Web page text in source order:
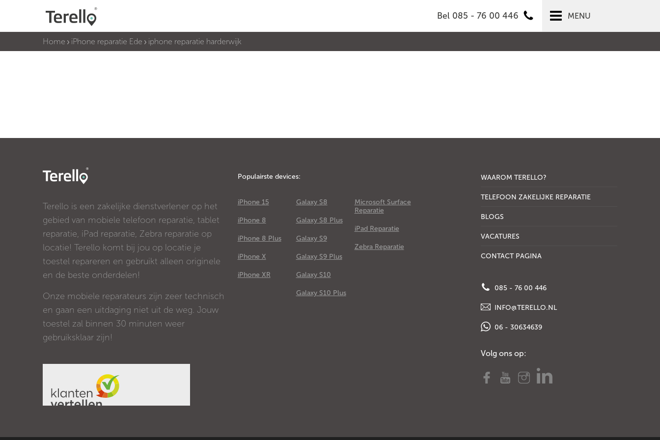
Bel 085 - 76 00 446 MENU
Home iPhone reparatie Ede iphone reparatie harderwijk
Terello is een zakelijke dienstverlener op het
gebied van mobiele telefoon reparatie, tablet
reparatie, iPad reparatie, Zebra reparatie op
locatie! Terello komt bij jou op locatie je
toestel repareren en gebruikt alleen originele
en de beste onderdelen!
Onze mobiele reparateurs zijn zeer technisch
en gaan een uitdaging niet uit de weg. Jouw
toestel zal binnen 30 minuten weer
gebruiksklaar zijn!
Populairste devices:
iPhone 15
iPhone 8
iPhone 8 Plus
iPhone X
iPhone XR
Galaxy S8
Galaxy S8 Plus
Galaxy S9
Galaxy S9 Plus
Galaxy S10
Galaxy S10 Plus
Microsoft Surface
Reparatie
iPad Reparatie
Zebra Reparatie
WAAROM TERELLO?
TELEFOON ZAKELIJKE REPARATIE
BLOGS
VACATURES
CONTACT PAGINA
085 - 76 00 446
INFO@TERELLO.NL
06 - 30634639
Volg ons op: